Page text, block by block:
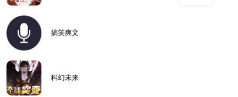
搞笑爽文
科幻未来